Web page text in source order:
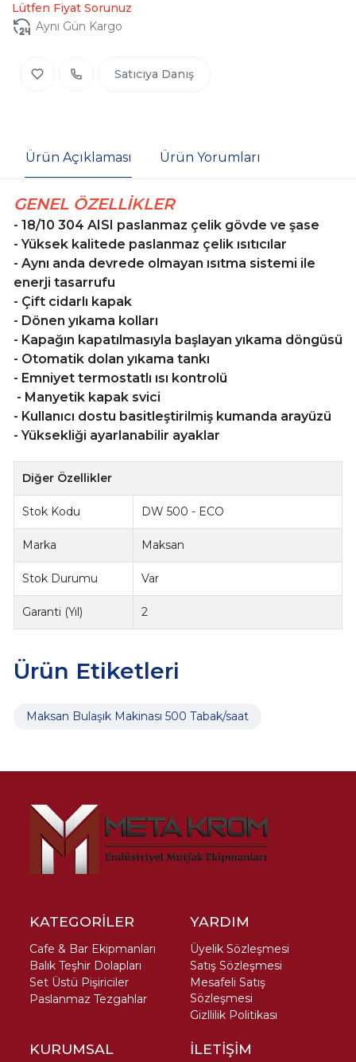
Lütfen Fiyat Sorunuz
Aynı Gün Kargo
Satıcıya Danış
Ürün Açıklaması Ürün Yorumları
GENEL ÖZELLİKLER
- 18/10 304 AISI paslanmaz çelik gövde ve şase
- Yüksek kalitede paslanmaz çelik ısıtıcılar
- Aynı anda devrede olmayan ısıtma sistemi ile
enerji tasarrufu
- Çift cidarlı kapak
- Dönen yıkama kolları
- Kapağın kapatılmasıyla başlayan yıkama döngüsü
- Otomatik dolan yıkama tankı
- Emniyet termostatlı ısı kontrolü
- Manyetik kapak svici
- Kullanıcı dostu basitleştirilmiş kumanda arayüzü
- Yüksekliği ayarlanabilir ayaklar
Diğer Özellikler
Stok Kodu DW 500 - ECO
Marka Maksan
Stok Durumu Var
Garanti (Yıl) 2
Ürün Etiketleri
Maksan Bulaşık Makinası 500 Tabak/saat
KATEGORİLER
Cafe & Bar Ekipmanları
Balık Teşhir Dolapları
Set Üstü Pişiriciler
Paslanmaz Tezgahlar
YARDIM
Üyelik Sözleşmesi
Satış Sözleşmesi
Mesafeli Satış
Sözleşmesi
Gizllilik Politikası
KURUMSAL İLETİŞİM